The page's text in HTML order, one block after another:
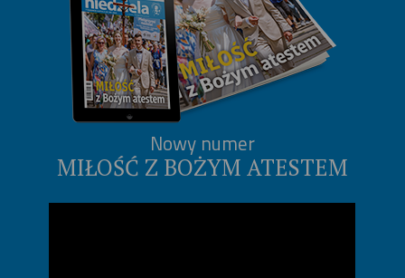
Nowy numer
MIŁOŚĆ Z BOŻYM ATESTEM